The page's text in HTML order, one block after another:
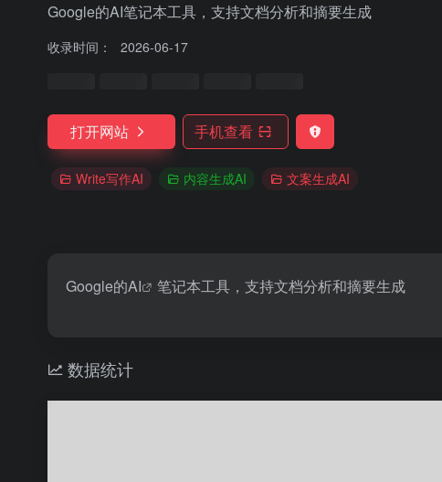
Google的AI笔记本工具，支持文档分析和摘要生成
收录时间： 2026-06-17
打开网站 手机查看
Write写作AI 内容生成AI 文案生成AI
Google的AI 笔记本工具，支持文档分析和摘要生成
数据统计